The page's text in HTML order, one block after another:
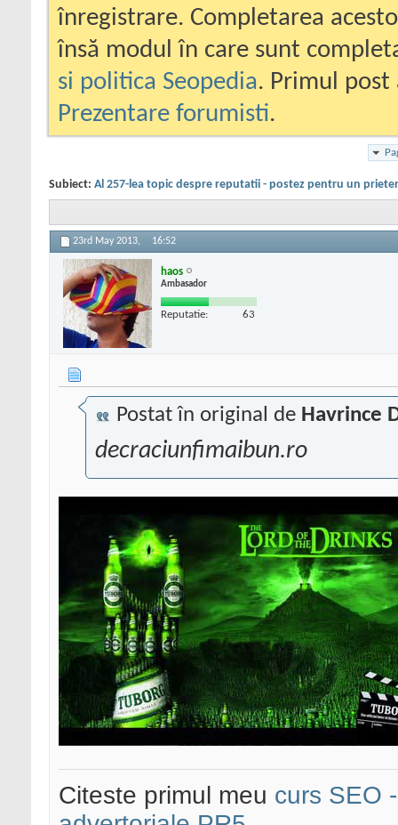
înregistrare. Completarea
însă modul în care sunt
si politica Seopedia. Primul
Prezentare forumisti.
Subiect: Al 257-lea topic despre reputatii - postez pentru un
23rd May 2013, 16:52
haos
Ambasador
Reputatie: 63
Postat în original de Havrince
decraciunfimaibun.ro
Citeste primul meu curs SEO